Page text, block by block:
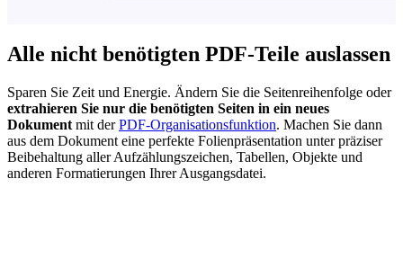
Alle nicht benötigten PDF-Teile auslassen
Sparen Sie Zeit und Energie. Ändern Sie die Seitenreihenfolge oder
extrahieren Sie nur die benötigten Seiten in ein neues
Dokument mit derPDF-Organisationsfunktion. Machen Sie dann
aus dem Dokument eine perfekte Folienpräsentation unter präziser
Beibehaltung aller Aufzählungszeichen, Tabellen, Objekte und
anderen Formatierungen Ihrer Ausgangsdatei.